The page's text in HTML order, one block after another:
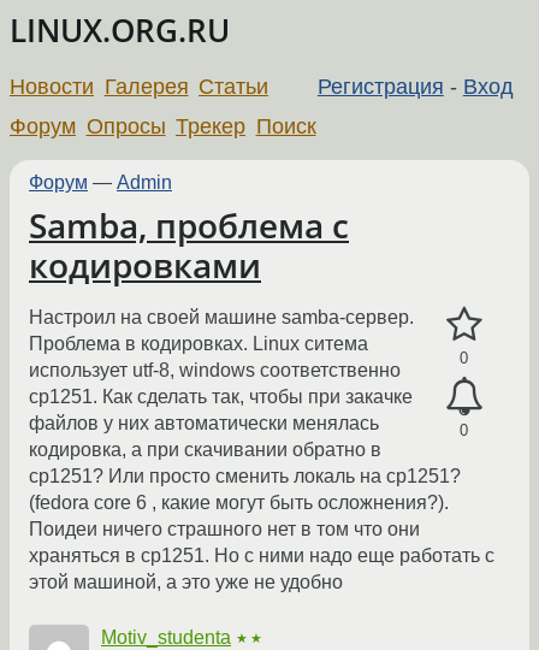
LINUX.ORG.RU
Регистрация - Вход
Новости Галерея Статьи
Форум Опросы Трекер Поиск
Форум — Admin
Samba, проблема с
кодировками
0
0
Настроил на своей машине samba-сервер.
Проблема в кодировках. Linux ситема
использует utf-8, windows соответственно
cp1251. Как сделать так, чтобы при закачке
файлов у них автоматически менялась
кодировка, а при скачивании обратно в
cp1251? Или просто сменить локаль на cp1251?
(fedora core 6 , какие могут быть осложнения?).
Поидеи ничего страшного нет в том что они
храняться в cp1251. Но с ними надо еще работать с
этой машиной, а это уже не удобно
Motiv_studenta ★★